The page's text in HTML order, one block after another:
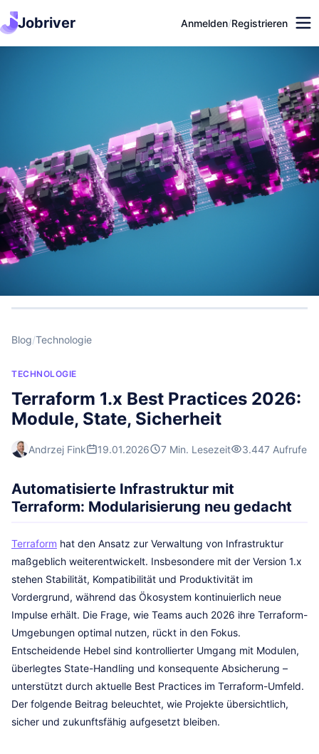
Jobriver Anmelden/Registrieren
Blog/Technologie
TECHNOLOGIE
Terraform 1.x Best Practices 2026:
Module, State, Sicherheit
Andrzej Fink 19.01.2026 7 Min. Lesezeit 3.447 Aufrufe
Automatisierte Infrastruktur mit
Terraform: Modularisierung neu gedacht
Terraform hat den Ansatz zur Verwaltung von Infrastruktur
maßgeblich weiterentwickelt. Insbesondere mit der Version 1.x
stehen Stabilität, Kompatibilität und Produktivität im
Vordergrund, während das Ökosystem kontinuierlich neue
Impulse erhält. Die Frage, wie Teams auch 2026 ihre Terraform-
Umgebungen optimal nutzen, rückt in den Fokus.
Entscheidende Hebel sind kontrollierter Umgang mit Modulen,
überlegtes State-Handling und konsequente Absicherung –
unterstützt durch aktuelle Best Practices im Terraform-Umfeld.
Der folgende Beitrag beleuchtet, wie Projekte übersichtlich,
sicher und zukunftsfähig aufgesetzt bleiben.